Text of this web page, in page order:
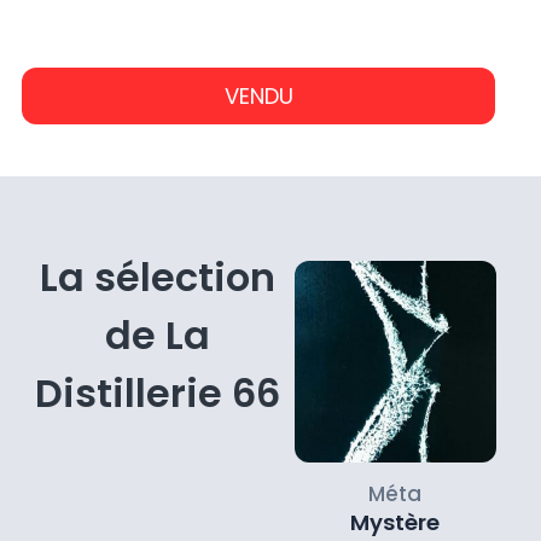
En savoir plus sur l'artiste
VENDU
La sélection
de La
Distillerie 66
Méta
Mystère